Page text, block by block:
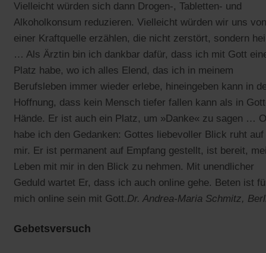
Vielleicht würden sich dann Drogen-, Tabletten- und
Alkoholkonsum reduzieren. Vielleicht würden wir uns von
einer Kraftquelle erzählen, die nicht zerstört, sondern
… Als Ärztin bin ich dankbar dafür, dass ich mit Gott
Platz habe, wo ich alles Elend, das ich in meinem
Berufsleben immer wieder erlebe, hineingeben kann in
Hoffnung, dass kein Mensch tiefer fallen kann als in
Hände. Er ist auch ein Platz, um »Danke« zu sagen …
habe ich den Gedanken: Gottes liebevoller Blick ruht auf
mir. Er ist permanent auf Empfang gestellt, ist bereit,
Leben mit mir in den Blick zu nehmen. Mit unendlicher
Geduld wartet Er, dass ich auch online gehe. Beten ist
mich online sein mit Gott.Dr. Andrea-Maria Schmitz,
Gebetsversuch